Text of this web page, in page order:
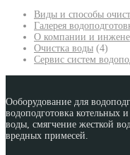
Виды и способы
Галерея
О компании и
Очистка воды (4)
Сервис систем
Ооборудование для
водоподготовка котельных
воды, смягчение жесткой
вредных примесей.